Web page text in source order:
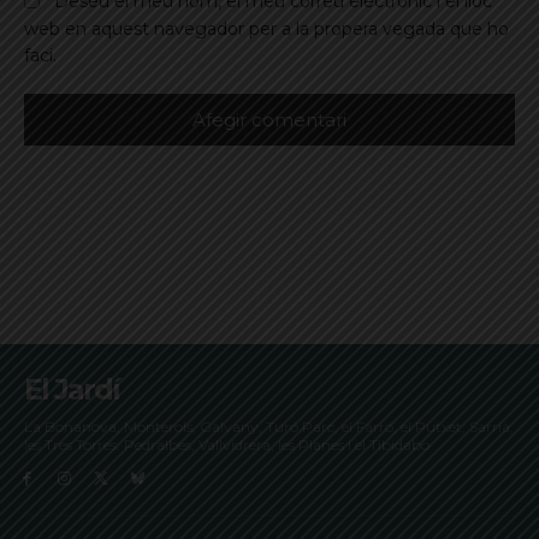
web en aquest navegador per a la propera vegada que ho
faci.
El Jardí
La Bonanova, Monterols, Galvany, Turó Parc, el Farró, el Putxet, Sarrià,
les Tres Torres, Pedralbes, Vallvidrera, les Planes i el Tibidabo